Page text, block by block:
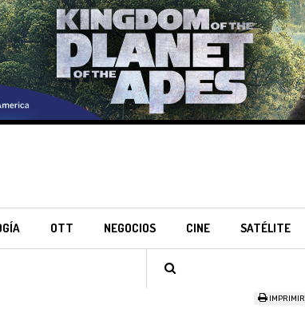
OTT NEGOCIOS CINE SATÉLITE
IMPRIMIR